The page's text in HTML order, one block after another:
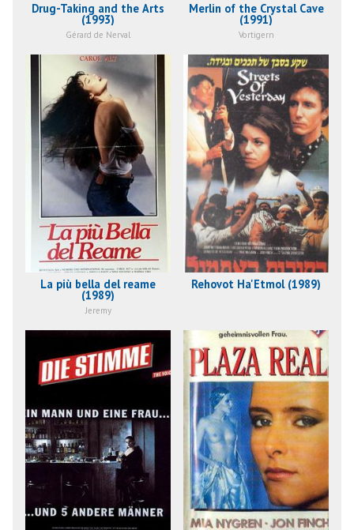
Drug-Taking and the Arts
(1993)
Gérard de Nerval
Merlin of the Crystal Cave
(1991)
Vortigern
La più bella del reame
(1989)
Jeremy
Rehovot Ha'Etmol (1989)